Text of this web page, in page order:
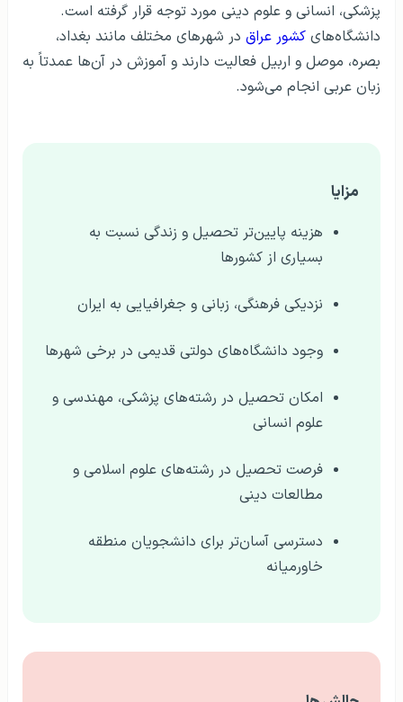
پزشکی، انسانی و علوم دینی مورد توجه قرار گرفته است.
دانشگاه‌های کشور عراق در شهرهای مختلف مانند بغداد،
بصره، موصل و اربیل فعالیت دارند و آموزش در آن‌ها عمدتاً به
زبان عربی انجام می‌شود.
مزایا
هزینه پایین‌تر تحصیل و زندگی نسبت به
بسیاری از کشورها
نزدیکی فرهنگی، زبانی و جغرافیایی به ایران
وجود دانشگاه‌های دولتی قدیمی در برخی شهرها
امکان تحصیل در رشته‌های پزشکی، مهندسی و
علوم انسانی
فرصت تحصیل در رشته‌های علوم اسلامی و
مطالعات دینی
دسترسی آسان‌تر برای دانشجویان منطقه
خاورمیانه